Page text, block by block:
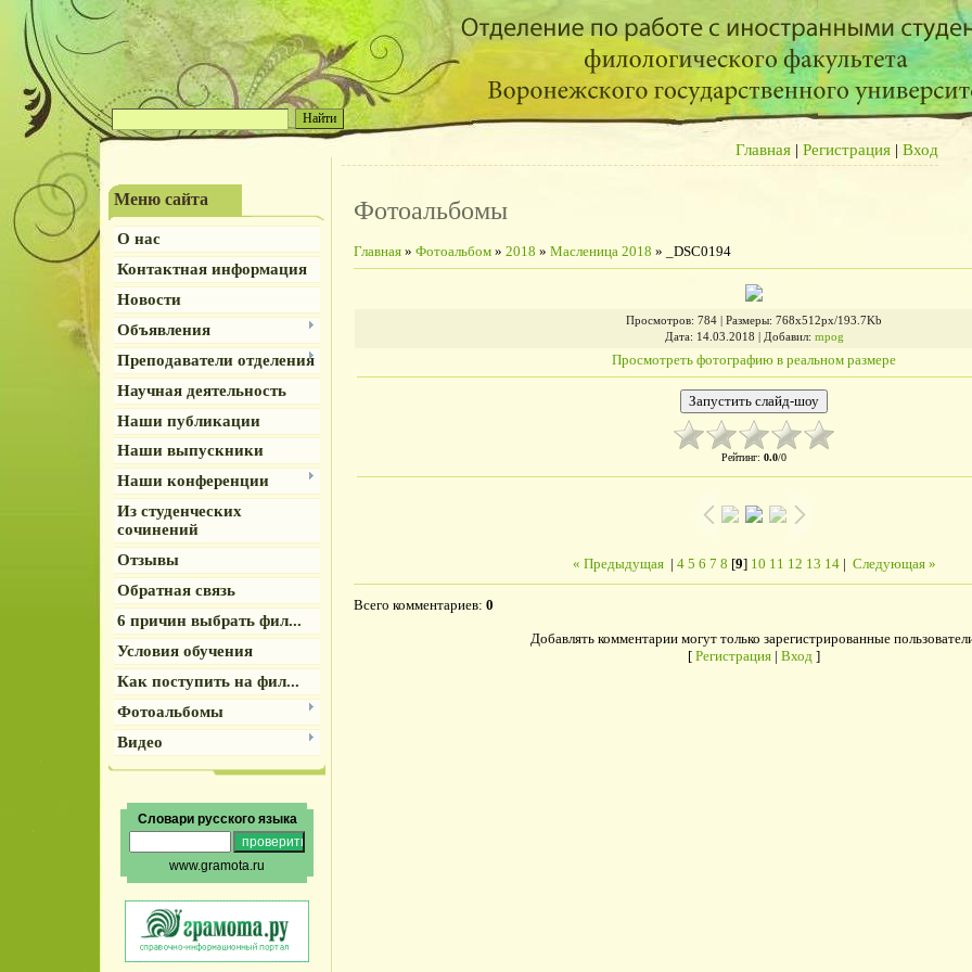
Главная | Регистрация | Вход
Меню сайта
О нас
Контактная информация
Новости
Объявления
Преподаватели отделения
Научная деятельность
Наши публикации
Наши выпускники
Наши конференции
Из студенческих
сочинений
Отзывы
Обратная связь
6 причин выбрать фил...
Условия обучения
Как поступить на фил...
Фотоальбомы
Видео
Словари русского языка
www.gramota.ru
Фотоальбомы
Главная » Фотоальбом » 2018 » Масленица 2018 » _DSC0194
Просмотров: 784 | Размеры: 768x512px/193.7Kb
Дата: 14.03.2018 | Добавил: mpog
Просмотреть фотографию в реальном размере
Рейтинг: 0.0/0
« Предыдущая| 4 5 6 7 8 [9] 10 11 12 13 14| Следующая »
Всего комментариев: 0
Добавлять комментарии могут только зарегистрированные
[ Регистрация | Вход ]